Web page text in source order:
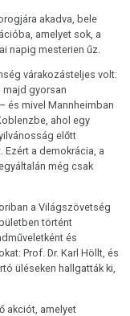
akadva, bele
amelyet sok, a
napig mesterien űz.
várakozásteljes volt:
majd gyorsan
és mivel Mannheimban
ahol egy
előtt
a demokrácia, a
még csak
a Világszövetség
történt
és
Prof. Dr. Karl Höllt, és
üléseken hallgatták ki,
akciót, amelyet